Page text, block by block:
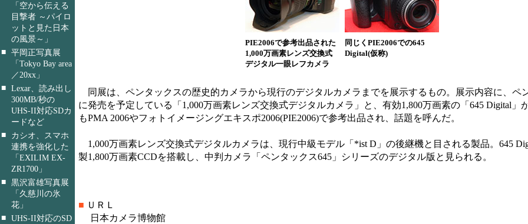
「空から伝える
目撃者 ～パイロ
ットと見た日本
の風景～」
■ 平岡正写真展
「Tokyo Bay area
／20xx」
■ Lexar、読み出し
300MB/秒の
UHS-II対応SDカ
ードなど
■
カシオ、スマホ
連携を強化した
「EXILIM EX-
ZR1700」
■ 黒沢富雄写真展
「久慈川の氷
花」
■ UHS-II対応のSD
PIE2006で参考出品された
1,000万画素レンズ交換式
デジタル一眼レフカメラ
同じくPIE2006での645
Digital(仮称)
同展は、ペンタックスの歴史的カメラから現行のデジタルカメラまでを展示するもの。展示内容に、ペ
に発売を予定している「1,000万画素レンズ交換式デジタルカメラ」と、有効1,800万画素の「645 Digital」
もPMA 2006やフォトイメージングエキスポ2006(PIE2006)で参考出品され、話題を呼んだ。
1,000万画素レンズ交換式デジタルカメラは、現行中級モデル「*ist D」の後継機と目される製品。645
製1,800万画素CCDを搭載し、中判カメラ「ペンタックス645」シリーズのデジタル版と見られる。
■ ＵＲＬ
日本カメラ博物館